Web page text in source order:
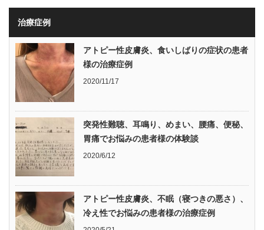
治療症例
アトピー性皮膚炎、食いしばりの症状の患者
様の治療症例
2020/11/17
突発性難聴、耳鳴り、めまい、腰痛、便秘、
胃痛でお悩みの患者様の体験談
2020/6/12
アトピー性皮膚炎、不眠（寝つきの悪さ）、
冷え性でお悩みの患者様の治療症例